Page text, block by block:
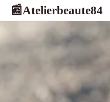
📰Atelierbeaute84